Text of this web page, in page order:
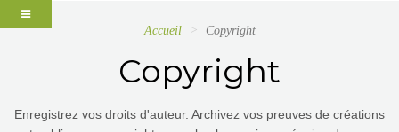
Accueil Copyright
Copyright
Enregistrez vos droits d'auteur. Archivez vos preuves de créations